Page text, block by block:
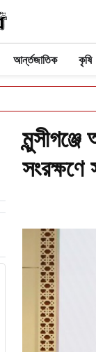
আর্ন্তজাতিক কৃষি
সংরক্ষণে